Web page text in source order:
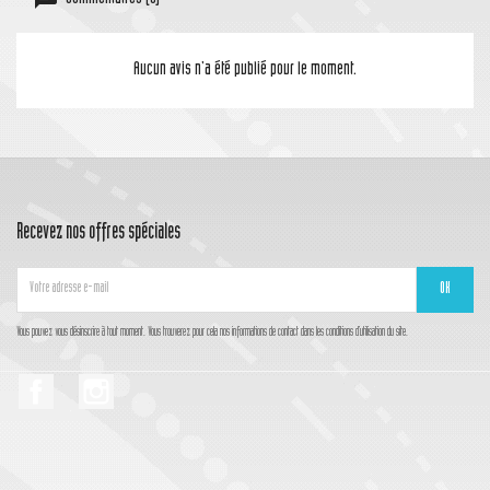
Aucun avis n'a été publié pour le moment.
Recevez nos offres spéciales
Vous pouvez vous désinscrire à tout moment. Vous trouverez pour cela nos informations de contact dans les conditions d'utilisation du site.